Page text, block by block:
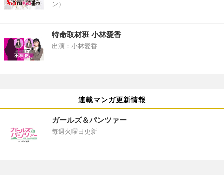
ン）
特命取材班 小林愛香
出演：小林愛香
連載マンガ更新情報
ガールズ＆パンツァー
毎週火曜日更新